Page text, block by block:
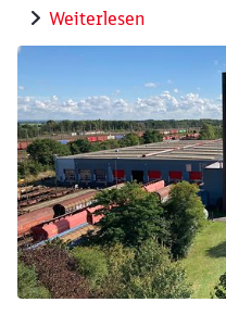
Weiterlesen